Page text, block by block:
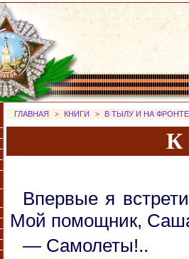
ГЛАВНАЯ > КНИГИ > В ТЫЛУ И НА ФРОНТЕ
К
Впервые я
Мой помощник,
— Самолеты!..